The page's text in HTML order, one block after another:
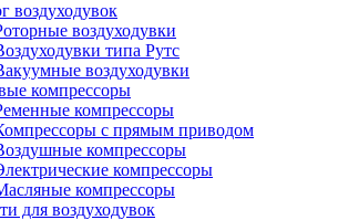
воздуходувки
типа Рутс
воздуходувки
компрессоры
компрессоры
с прямым приводом
компрессоры
компрессоры
компрессоры
для воздуходувок